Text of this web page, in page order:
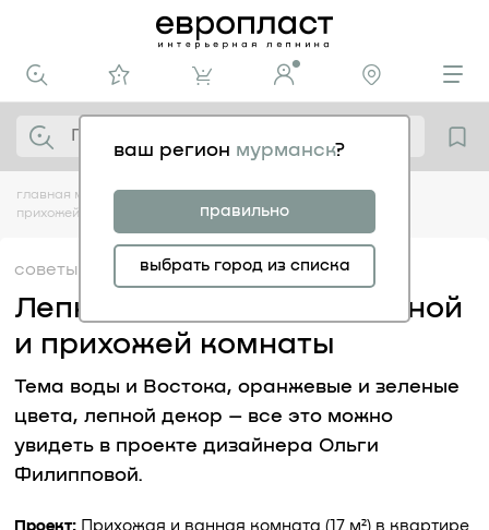
ваш регион мурманск?
правильно
выбрать город из списка
главная медиацентр советы лепнина в интерьере ванной и
прихожей комнаты
советы 30.08
Лепнина в интерьере ванной
и прихожей комнаты
Тема воды и Востока, оранжевые и зеленые
цвета, лепной декор – все это можно
увидеть в проекте дизайнера Ольги
Филипповой.
Проект: Прихожая и ванная комната (17 м²) в квартире